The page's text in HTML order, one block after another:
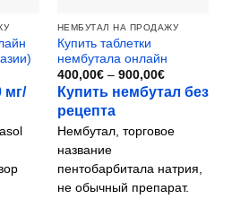
мг/
НЕМБУТАЛ НА ПРОДАЖУ
Купить таблетки
нембутала онлайн
400,00€ – 900,00€Диапазон
цен:
400,00€
Купить нембутал без
рецепта
Нембутал, торговое
название
пентобарбитала натрия,
не обычный препарат.